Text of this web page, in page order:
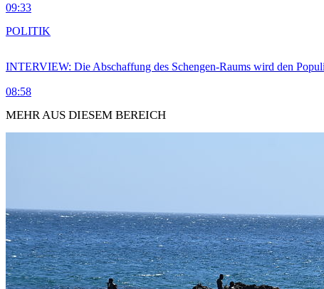
09:33
INTERVIEW: Die Abschaffung des Schengen-Raums wird den
08:58
POLITIK
MEHR AUS DIESEM BEREICH